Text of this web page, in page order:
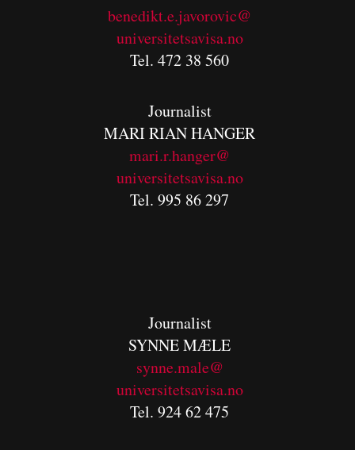
benedikt.e.javorovic@
universitetsavisa.no
Tel. 472 38 560
Journalist
MARI RIAN HANGER
mari.r.hanger@
universitetsavisa.no
Tel. 995 86 297
Journalist
SYNNE MÆLE
synne.male@
universitetsavisa.no
Tel. 924 62 475